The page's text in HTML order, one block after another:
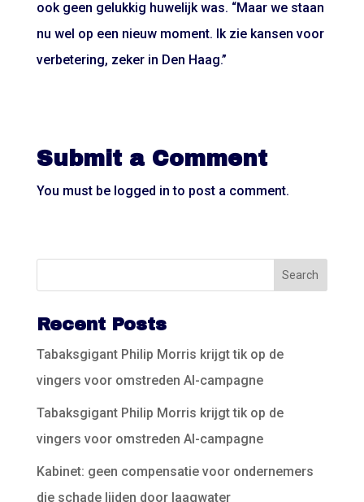
ook geen gelukkig huwelijk was. “Maar we staan
nu wel op een nieuw moment. Ik zie kansen voor
verbetering, zeker in Den Haag.”
Submit a Comment
You must be logged in to post a comment.
Recent Posts
Tabaksgigant Philip Morris krijgt tik op de
vingers voor omstreden AI-campagne
Tabaksgigant Philip Morris krijgt tik op de
vingers voor omstreden AI-campagne
Kabinet: geen compensatie voor ondernemers
die schade lijden door laagwater